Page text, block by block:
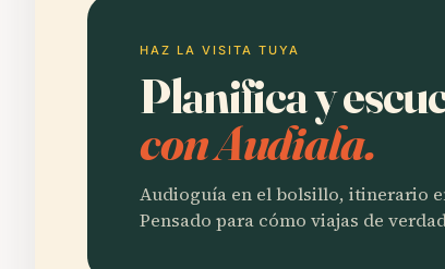
HAZ LA VISITA TUYA
Planifica y
con Audiala.
Audioguía en el bolsillo, itinerario
Pensado para cómo viajas de